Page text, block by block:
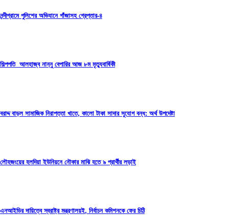
নন্দীগ্রামে পুলিশের অভিযানে গাঁজাসহ গ্রেপ্তার-৪
শিল্পপতি আলহাজ্ব নান্নু বেপারির আজ ৮ম মৃত্যুবার্ষিকী
বরাদ্দ বাড়ল সামাজিক নিরাপত্তা খাতে, কালো টাকা সাদার সুযোগ বন্ধ: অর্থ উপদেষ্টা
লৌহজংয়ের হলদিয়া ইউনিয়নে নৌকার মাঝি হতে ৯ প্রার্থীর লড়াই
এনআইডির দায়িত্বে স্বরাষ্ট্র মন্ত্রণালয়ই, নির্বাচন কমিশনকে ফের চিঠি